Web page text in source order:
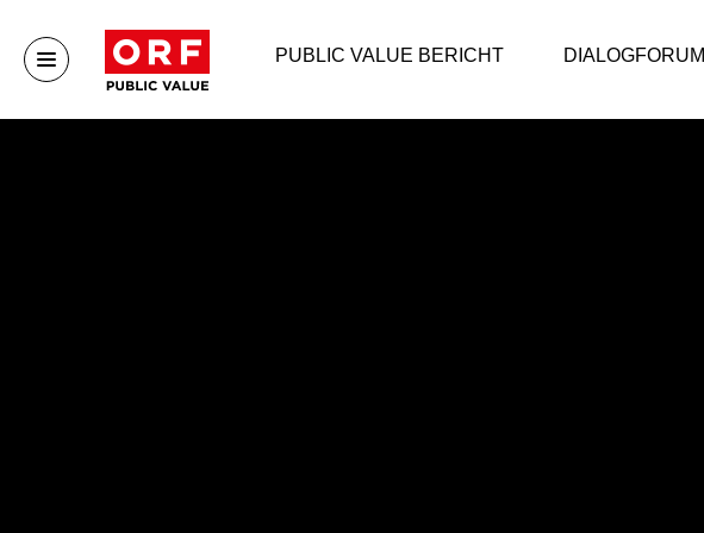
PUBLIC VALUE BERICHT DIALOGFORUM